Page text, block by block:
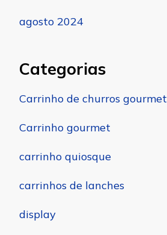
agosto 2024
Categorias
Carrinho de churros gourmet
Carrinho gourmet
carrinho quiosque
carrinhos de lanches
display